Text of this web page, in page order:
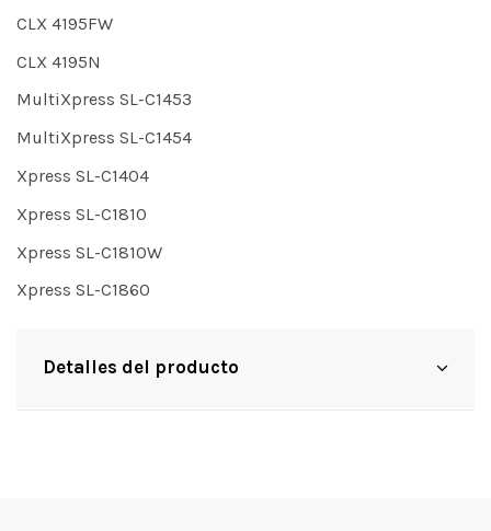
CLX 4195FW
CLX 4195N
MultiXpress SL-C1453
MultiXpress SL-C1454
Xpress SL-C1404
Xpress SL-C1810
Xpress SL-C1810W
Xpress SL-C1860
Detalles del producto